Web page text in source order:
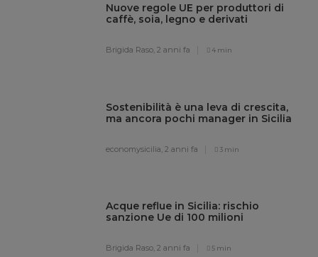
Nuove regole UE per produttori di
caffè, soia, legno e derivati
Brigida Raso,2 anni fa 4 min
Sostenibilità è una leva di crescita,
ma ancora pochi manager in Sicilia
economysicilia,2 anni fa 3 min
Acque reflue in Sicilia: rischio
sanzione Ue di 100 milioni
Brigida Raso,2 anni fa 5 min